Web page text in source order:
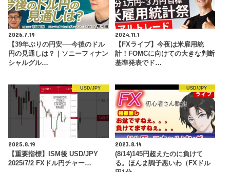
2026.7.19
【39年ぶりの円安──今後のドル
円の見通しは？｜ソニーフィナン
シャルグル…
2024.11.1
【FXライブ】今夜は米雇用統
計！FOMCに向けての大きな判断
基準発表でド…
USD/JPY
2025.8.19
【重要指標】ISM後 USD/JPY
2025/7/2 FXドル円チャー…
USD/JPY
2023.8.14
(8/14)145円超えたのに負けて
る。ほんま調子悪いわ（FXドル